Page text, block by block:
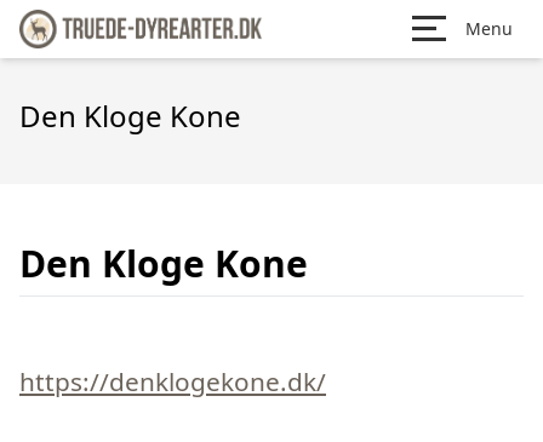
Menu
Den Kloge Kone
Den Kloge Kone
https://denklogekone.dk/